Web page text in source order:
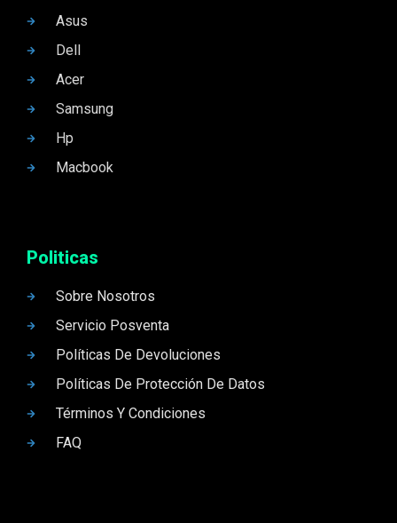
Asus
Dell
Acer
Samsung
Hp
Macbook
Politicas
Sobre Nosotros
Servicio Posventa
Políticas De Devoluciones
Políticas De Protección De Datos
Términos Y Condiciones
FAQ